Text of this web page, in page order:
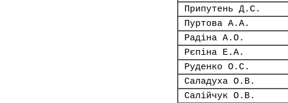
Припутень Д.С.
Пуртова А.А.
Радіна А.О.
Рєпіна Е.А.
Руденко О.С.
Саладуха О.В.
Салійчук О.В.